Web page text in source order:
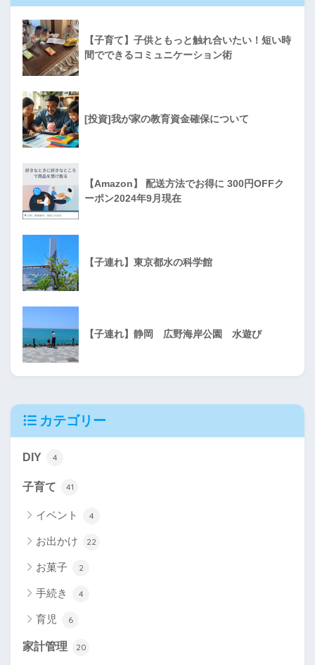
【子育て】子供ともっと触れ合いたい！短い時
間でできるコミュニケーション術
[投資]我が家の教育資金確保について
【Amazon】 配送方法でお得に 300円OFFク
ーポン2024年9月現在
【子連れ】東京都水の科学館
【子連れ】静岡 広野海岸公園 水遊び
カテゴリー
DIY 4
子育て 41
イベント 4
お出かけ 22
お菓子 2
手続き 4
育児 6
家計管理 20